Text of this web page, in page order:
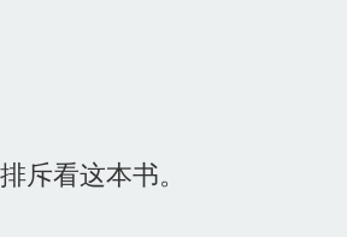
斥看这本书。